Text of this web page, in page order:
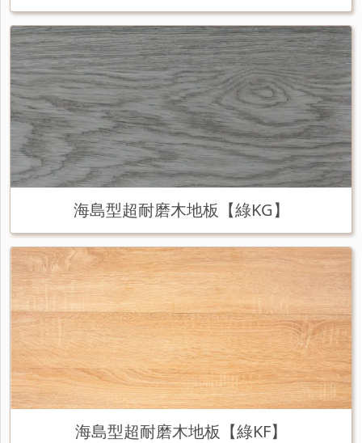
海島型超耐磨木地板【綠KG】
海島型超耐磨木地板【綠KF】